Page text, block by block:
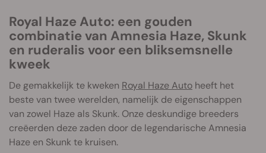
Royal Haze Auto: een gouden
combinatie van Amnesia Haze, Skunk
en ruderalis voor een bliksemsnelle
kweek
De gemakkelijk te kweken Royal Haze Auto heeft het
beste van twee werelden, namelijk de eigenschappen
van zowel Haze als Skunk. Onze deskundige breeders
creëerden deze zaden door de legendarische Amnesia
Haze en Skunk te kruisen.